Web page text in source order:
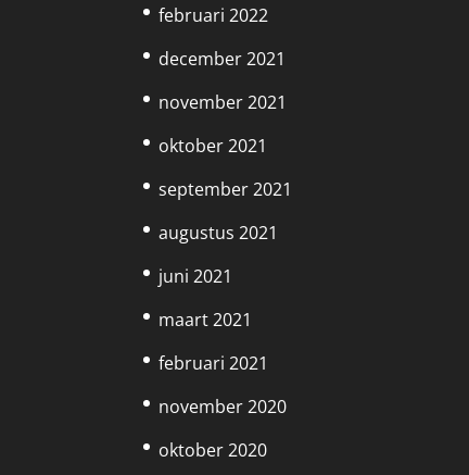
februari 2022
december 2021
november 2021
oktober 2021
september 2021
augustus 2021
juni 2021
maart 2021
februari 2021
november 2020
oktober 2020